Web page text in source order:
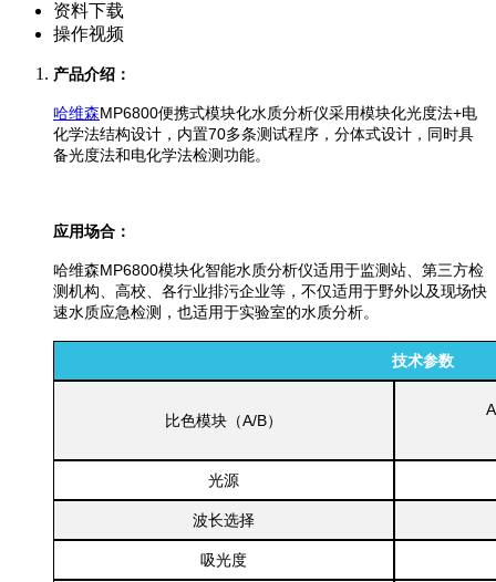
资料下载
操作视频
产品介绍：
哈维森MP6800便携式模块化水质分析仪采用模块化光度法+电
化学法结构设计，内置70多条测试程序， 分体式设计，同时具
备光度法和电化学法检测功能。
应用场合：
哈维森MP6800模块化智能水质分析仪适用于监测站、第三方检
测机构、高校、各行业排污企业等，不仅适用于野外以及现场快
速水质应急检测，也适用于实验室的水质分析。
技术参数
比色模块（A/B）
光源
波长选择
吸光度